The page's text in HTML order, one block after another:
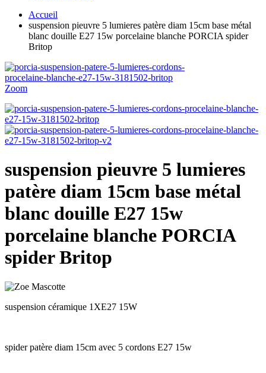
Accueil
suspension pieuvre 5 lumieres patère diam 15cm base métal
blanc douille E27 15w porcelaine blanche PORCIA spider
Britop
Zoom
suspension pieuvre 5 lumieres
patère diam 15cm base métal
blanc douille E27 15w
porcelaine blanche PORCIA
spider Britop
suspension céramique 1XE27 15W
spider patère diam 15cm avec 5 cordons E27 15w